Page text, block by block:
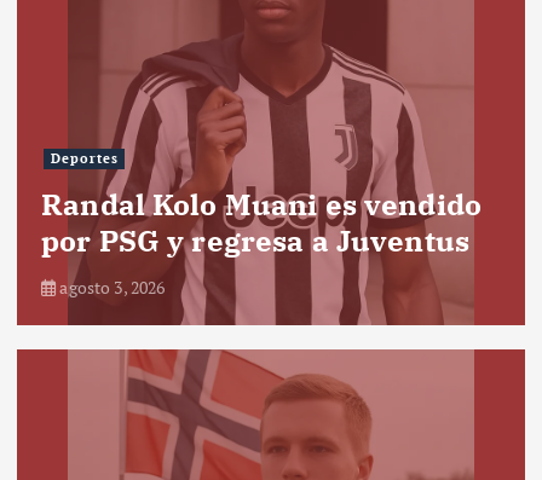
Deportes
Randal Kolo Muani es vendido
por PSG y regresa a Juventus
agosto 3, 2026